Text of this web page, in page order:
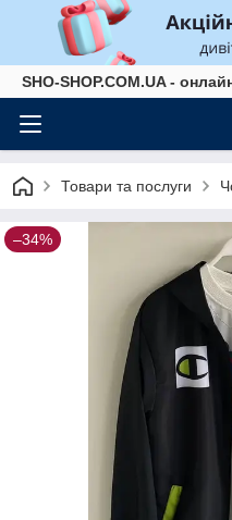
SHO-SHOP.COM.UA -
Товари та послуги
–34%